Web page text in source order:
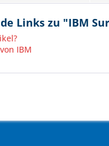
Links zu "IBM
IBM